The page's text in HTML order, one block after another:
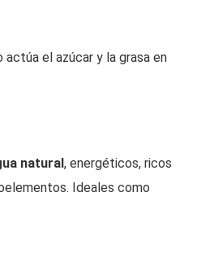
actúa el azúcar y la grasa en
natural, energéticos, ricos
Ideales como